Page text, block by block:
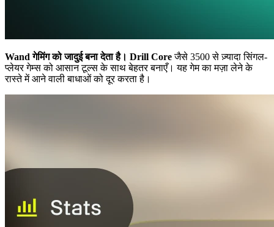
Wand गेमिंग को जादुई बना देता है। Drill Coreजैसे 3500 से ज़्यादा सिंगल-
प्लेयर गेम्स को आसान टूल्स के साथ बेहतर बनाएँ। यह गेम का मज़ा लेने के
रास्ते में आने वाली बाधाओं को दूर करता है।